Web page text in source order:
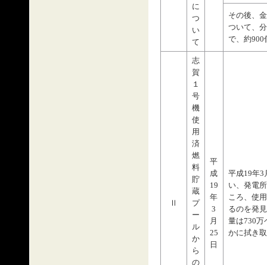
に
つ
い
て
その後、
ついて、
で、約900
志
賀
１
号
機
使
用
済
燃
料
貯
蔵
プ
ー
ル
か
ら
の
平
成
19
年
3
月
25
日
平成19年3
い、発電
ころ、使
るのを発
量は730万
かに拭き